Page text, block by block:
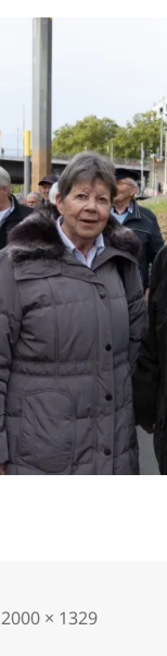
Volle
2000 × 1329